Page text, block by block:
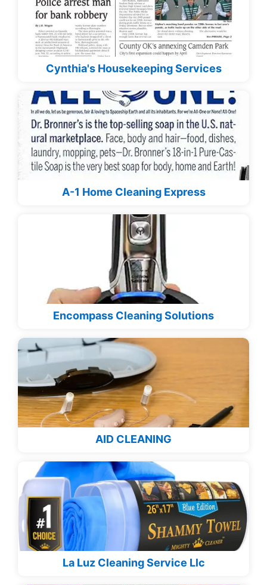
Cynthia's Housekeeping Services
A-1 Home Cleaning Express
Encompass Cleaning Solutions
AID CLEANING
La Luz Cleaning Service Llc